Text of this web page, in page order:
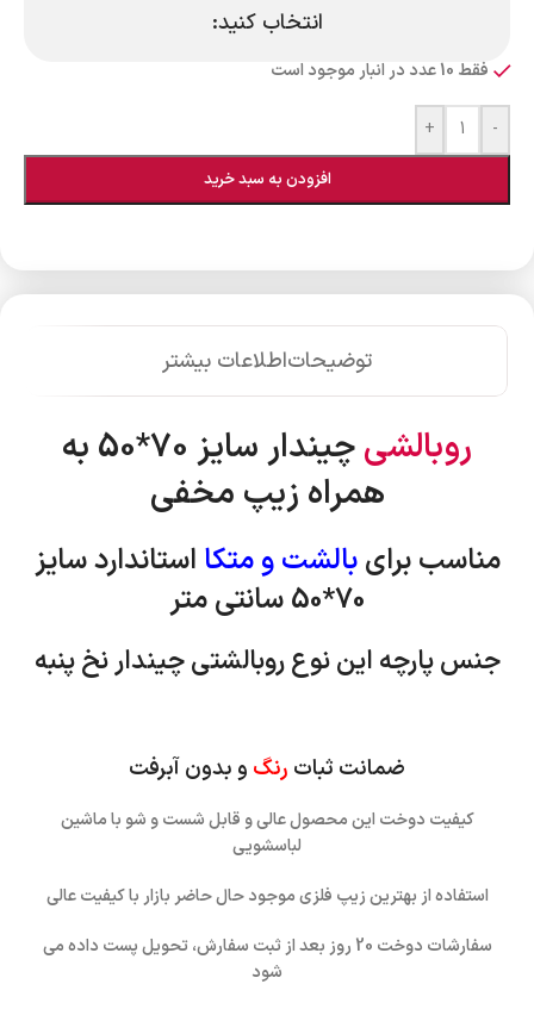
انتخاب کنید:
فقط 10 عدد در انبار موجود است
-
+
افزودن به سبد خرید
توضیحاتاطلاعات بیشتر
روبالشی
چیندار سایز 70*50 به
همراه زیپ مخفی
مناسب برایبالشت و متکا استانداردسایز
70*50 سانتی متر
جنس پارچه این نوع روبالشتی چیندار نخ پنبه
ضمانت ثبات رنگ و بدون آبرفت
کیفیت دوخت این محصول عالی و قابل شست و شو با ماشین
لباسشویی
استفاده از بهترین زیپ فلزی موجود حال حاضر بازار با کیفیت عالی
سفارشات دوخت 20 روز بعد از ثبت سفارش، تحویل پست داده می
شود